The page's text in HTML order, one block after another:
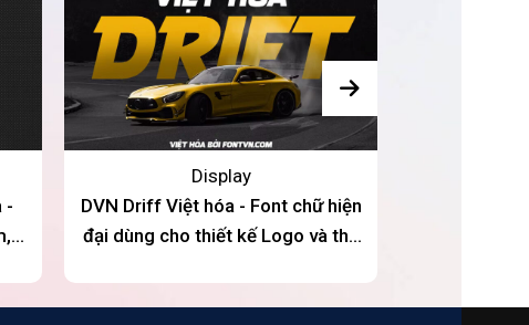
-
Display
DVN Driff Việt hóa - Font chữ hiện
đại dùng cho thiết kế Logo và thể